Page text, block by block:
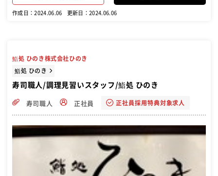
作成日：2024.06.06 更新日：2024.06.06
鮨処 ひのき株式会社ひのき
鮨処 ひのき
寿司職人/調理見習いスタッフ/鮨処 ひのき
寿司職人 正社員 正社員採用特典対象求人